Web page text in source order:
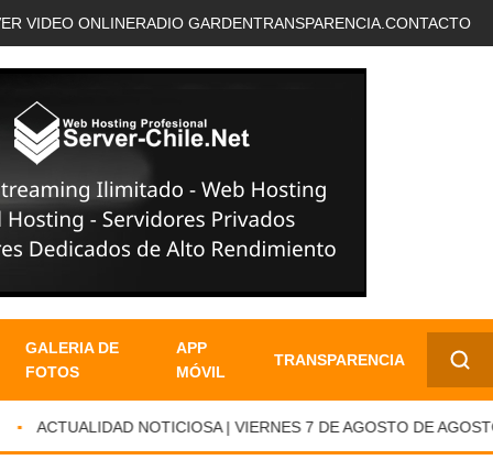
VIDEO ONLINERADIO GARDENTRANSPARENCIA. CONTACTO
GALERIA DE
FOTOS
APP
MÓVIL
TRANSPARENCIA
✕
ACTUALIDAD NOTICIOSA | VIERNES 7 DE AGOSTO DE AGOSTO